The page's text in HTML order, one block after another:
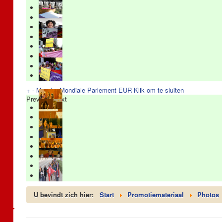
+ - Marche Mondiale Parlement EUR Klik om te sluiten
Previous Next
U bevindt zich hier: Start Promotiemateriaal Photos